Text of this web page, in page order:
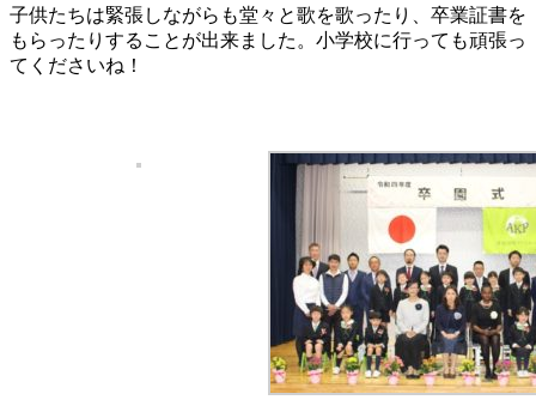
子供たちは緊張しながらも堂々と歌を歌ったり、卒業証書を
もらったりすることが出来ました。小学校に行っても頑張っ
てくださいね！